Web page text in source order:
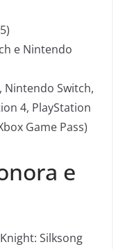
e Nintendo
Nintendo Switch,
4, PlayStation
Game Pass)
e
Silksong